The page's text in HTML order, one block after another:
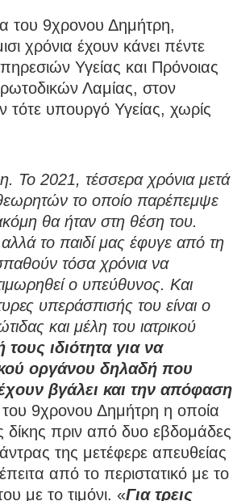
του 9χρονου Δημήτρη,
χρόνια έχουν κάνει πέντε
Υγείας και Πρόνοιας
Λαμίας, στον
τότε υπουργό Υγείας, χωρίς
Το 2021, τέσσερα χρόνια μετά
το οποίο παρέπεμψε
θα ήταν στη θέση του.
το παιδί μας έφυγε από τη
τόσα χρόνια να
ο υπεύθυνος. Και
υπεράσπισής του είναι ο
και μέλη του ιατρικού
ιδιότητα για να
οργάνου δηλαδή που
βγάλει και την απόφαση
του 9χρονου Δημήτρη η οποία
δίκης πριν από δυο εβδομάδες
της μετέφερε απευθείας
από το περιστατικό με το
με το τιμόνι. «Για τρεις